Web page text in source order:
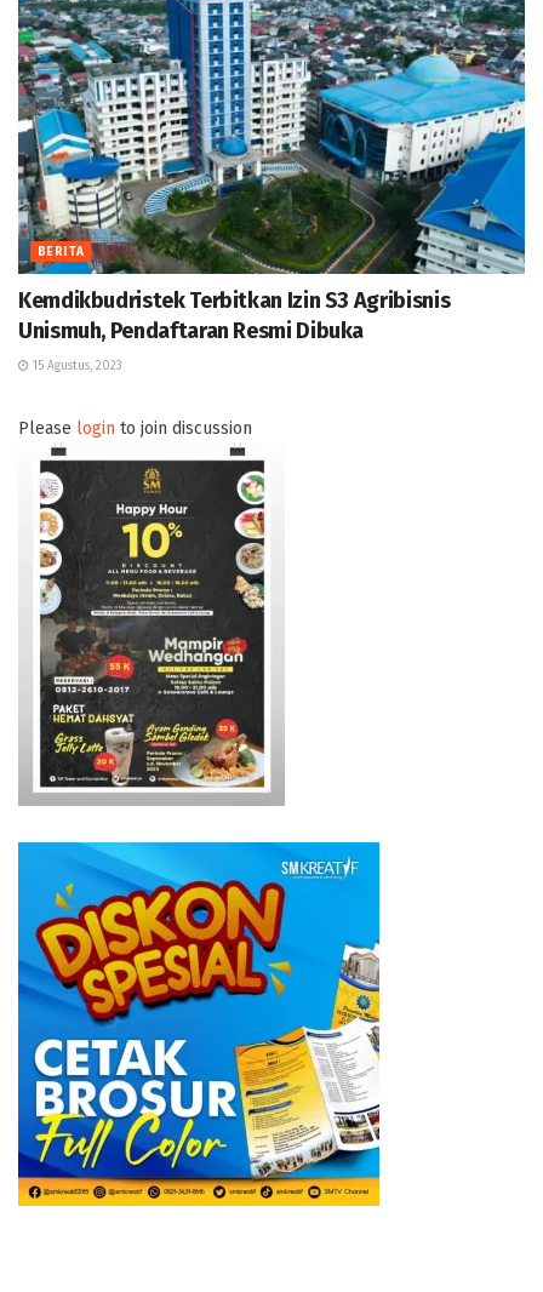
BERITA
Kemdikbudristek Terbitkan Izin S3 Agribisnis
Unismuh, Pendaftaran Resmi Dibuka
15 Agustus, 2023
Please login to join discussion